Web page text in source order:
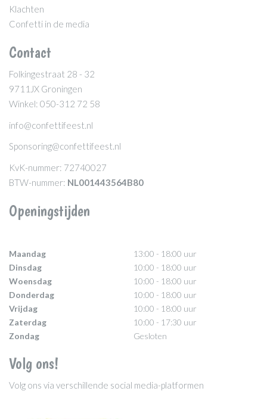
Klachten
Confetti in de media
Contact
Folkingestraat 28 - 32
9711JX Groningen
Winkel: 050-312 72 58
info@confettifeest.nl
Sponsoring@confettifeest.nl
KvK-nummer: 72740027
BTW-nummer: NL001443564B80
Openingstijden
Maandag
13:00 - 18:00 uur
Dinsdag
10:00 - 18:00 uur
Woensdag
10:00 - 18:00 uur
Donderdag
10:00 - 18:00 uur
Vrijdag
10:00 - 18:00 uur
Zaterdag
10:00 - 17:30 uur
Zondag
Gesloten
Volg ons!
Volg ons via verschillende social media-platformen